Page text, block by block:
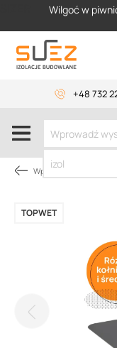
Wilgoć w
+48 732
Wpusty i akcesoria
TOPWET